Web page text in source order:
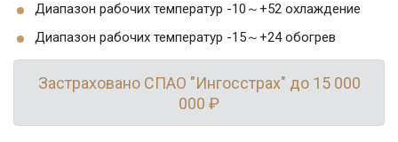
Диапазон рабочих температур -10～+52 охлаждение
Диапазон рабочих температур -15～+24 обогрев
Застраховано СПАО "Ингосстрах" до 15 000
000 ₽